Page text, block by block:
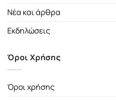
Νέα και άρθρα
Εκδηλώσεις
Όροι Χρήσης
Όροι χρήσης